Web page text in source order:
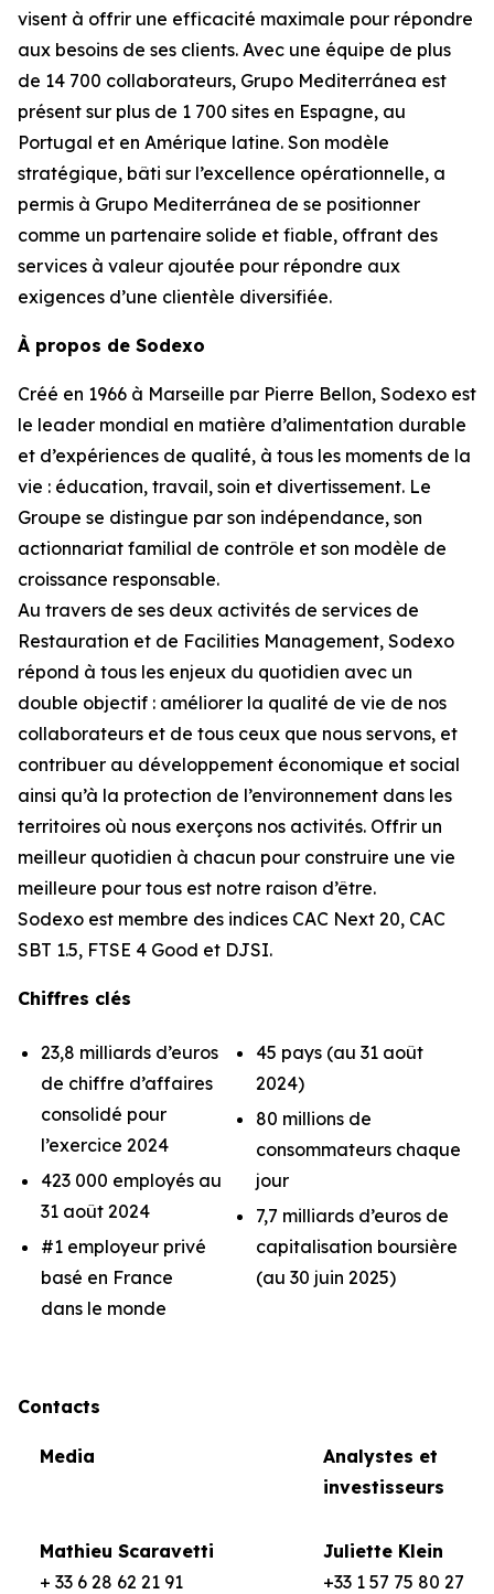
visent à offrir une efficacité maximale pour répondre
aux besoins de ses clients. Avec une équipe de plus
de 14 700 collaborateurs, Grupo Mediterránea est
présent sur plus de 1 700 sites en Espagne, au
Portugal et en Amérique latine. Son modèle
stratégique, bâti sur l’excellence opérationnelle, a
permis à Grupo Mediterránea de se positionner
comme un partenaire solide et fiable, offrant des
services à valeur ajoutée pour répondre aux
exigences d’une clientèle diversifiée.
À propos de Sodexo
Créé en 1966 à Marseille par Pierre Bellon, Sodexo est
le leader mondial en matière d’alimentation durable
et d’expériences de qualité, à tous les moments de la
vie : éducation, travail, soin et divertissement. Le
Groupe se distingue par son indépendance, son
actionnariat familial de contrôle et son modèle de
croissance responsable.
Au travers de ses deux activités de services de
Restauration et de Facilities Management, Sodexo
répond à tous les enjeux du quotidien avec un
double objectif : améliorer la qualité de vie de nos
collaborateurs et de tous ceux que nous servons, et
contribuer au développement économique et social
ainsi qu’à la protection de l’environnement dans les
territoires où nous exerçons nos activités. Offrir un
meilleur quotidien à chacun pour construire une vie
meilleure pour tous est notre raison d’être.
Sodexo est membre des indices CAC Next 20, CAC
SBT 1.5, FTSE 4 Good et DJSI.
Chiffres clés
23,8 milliards d’euros
de chiffre d’affaires
consolidé pour
l’exercice 2024
423 000 employés au
31 août 2024
#1 employeur privé
basé en France
dans le monde
45 pays (au 31 août
2024)
80 millions de
consommateurs chaque
jour
7,7 milliards d’euros de
capitalisation boursière
(au 30 juin 2025)
Contacts
Media
Analystes et
investisseurs
Mathieu Scaravetti
+ 33 6 28 62 21 91
Juliette Klein
+33 1 57 75 80 27